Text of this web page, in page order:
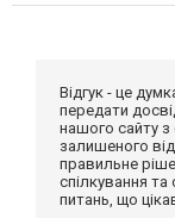
Відгук - це
передати
нашого сайту
залишеного
правильне
спілкування
питань, що